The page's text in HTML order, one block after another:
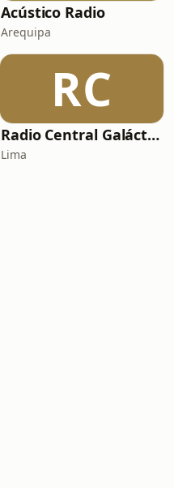
Acústico Radio
Arequipa
RC
Radio Central Galáctica
Lima